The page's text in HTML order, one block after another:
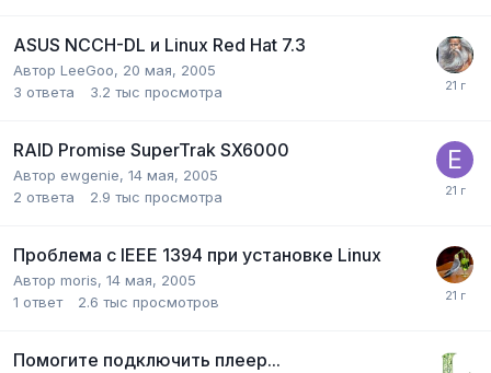
ASUS NCCH-DL и Linux Red Hat 7.3
Автор LeeGoo, 20 мая, 2005
3 ответа 3.2 тыс просмотра
RAID Promise SuperTrak SX6000
Автор ewgenie, 14 мая, 2005
2 ответа 2.9 тыс просмотра
Проблема с IEEE 1394 при установке Linux
Автор moris, 14 мая, 2005
1 ответ 2.6 тыс просмотров
Помогите подключить плеер...